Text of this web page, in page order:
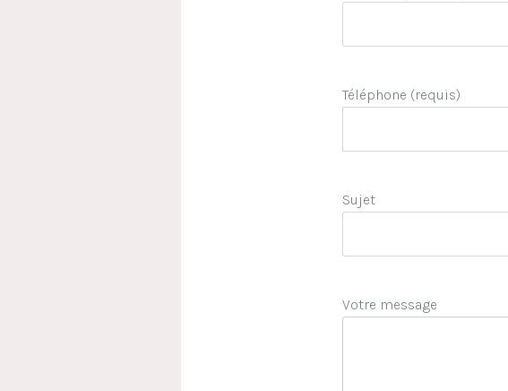
Téléphone (requis)
Sujet
Votre message